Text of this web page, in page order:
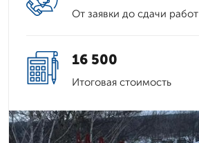
От заявки до сдачи работ
16 500
Итоговая стоимость